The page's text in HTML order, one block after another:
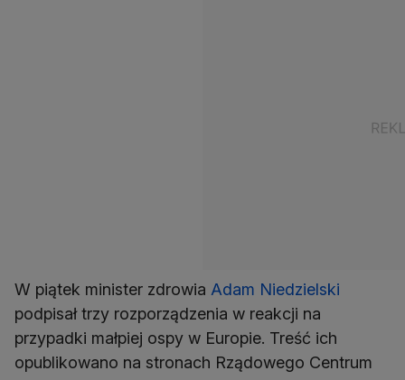
W piątek minister zdrowia Adam Niedzielski
podpisał trzy rozporządzenia w reakcji na
przypadki małpiej ospy w Europie. Treść ich
opublikowano na stronach Rządowego Centrum